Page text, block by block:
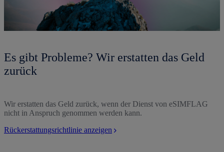
Es gibt Probleme? Wir erstatten das Geld
zurück
Wir erstatten das Geld zurück, wenn der Dienst von eSIMFLAG
nicht in Anspruch genommen werden kann.
Rückerstattungsrichtlinie anzeigen